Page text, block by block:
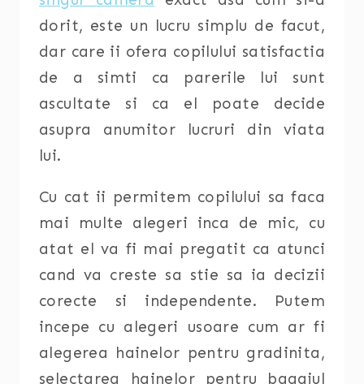
dorit, este un lucru simplu de facut,
dar care ii ofera copilului satisfactia
de a simti ca parerile lui sunt
ascultate si ca el poate decide
asupra anumitor lucruri din viata
lui.
Cu cat ii permitem copilului sa faca
mai multe alegeri inca de mic, cu
atat el va fi mai pregatit ca atunci
cand va creste sa stie sa ia decizii
corecte si independente. Putem
incepe cu alegeri usoare cum ar fi
alegerea hainelor pentru gradinita,
selectarea hainelor pentru bagajul